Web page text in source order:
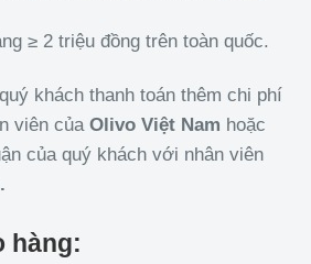
≥ 2 triệu đồng trên toàn quốc.
khách thanh toán thêm chi phí
viên của Olivo Việt Nam hoặc
của quý khách với nhân viên
hàng: